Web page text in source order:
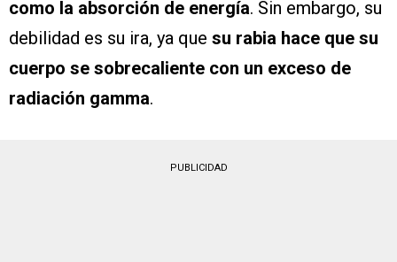
como la absorción de energía. Sin embargo, su
debilidad es su ira, ya que su rabia hace que su
cuerpo se sobrecaliente con un exceso de
radiación gamma.
PUBLICIDAD